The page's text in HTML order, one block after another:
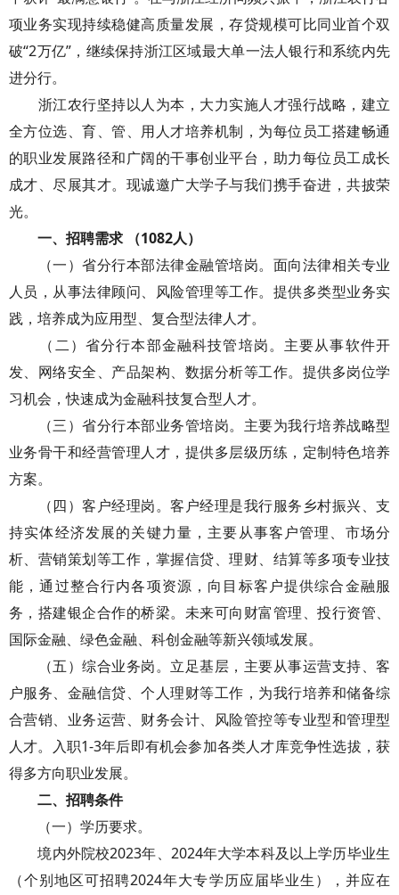
项业务实现持续稳健高质量发展，存贷规模可比同业首个双
破“2万亿”，继续保持浙江区域最大单一法人银行和系统内先
进分行。
浙江农行坚持以人为本，大力实施人才强行战略，建立
全方位选、育、管、用人才培养机制，为每位员工搭建畅通
的职业发展路径和广阔的干事创业平台，助力每位员工成长
成才、尽展其才。现诚邀广大学子与我们携手奋进，共披荣
光。
一、招聘需求 （1082人）
（一）省分行本部法律金融管培岗。面向法律相关专业
人员，从事法律顾问、风险管理等工作。提供多类型业务实
践，培养成为应用型、复合型法律人才。
（二）省分行本部金融科技管培岗。主要从事软件开
发、网络安全、产品架构、数据分析等工作。提供多岗位学
习机会，快速成为金融科技复合型人才。
（三）省分行本部业务管培岗。主要为我行培养战略型
业务骨干和经营管理人才，提供多层级历练，定制特色培养
方案。
（四）客户经理岗。客户经理是我行服务乡村振兴、支
持实体经济发展的关键力量，主要从事客户管理、市场分
析、营销策划等工作，掌握信贷、理财、结算等多项专业技
能，通过整合行内各项资源，向目标客户提供综合金融服
务，搭建银企合作的桥梁。未来可向财富管理、投行资管、
国际金融、绿色金融、科创金融等新兴领域发展。
（五）综合业务岗。立足基层，主要从事运营支持、客
户服务、金融信贷、个人理财等工作，为我行培养和储备综
合营销、业务运营、财务会计、风险管控等专业型和管理型
人才。入职1-3年后即有机会参加各类人才库竞争性选拔，获
得多方向职业发展。
二、招聘条件
（一）学历要求。
境内外院校2023年、2024年大学本科及以上学历毕业生
（个别地区可招聘2024年大专学历应届毕业生），并应在